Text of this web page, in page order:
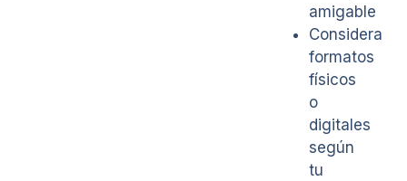
amigable
Considera
formatos
físicos
o
digitales
según
tu